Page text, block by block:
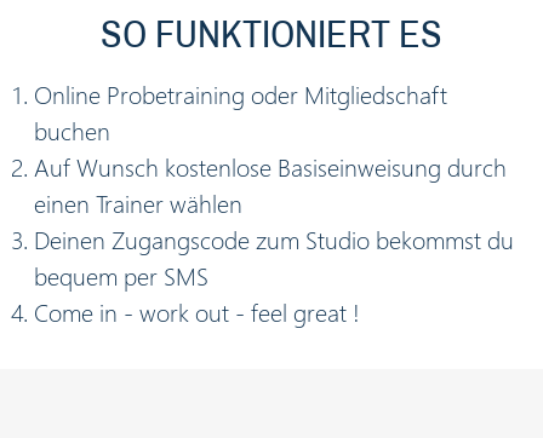
SO FUNKTIONIERT ES
Online Probetraining oder Mitgliedschaft
buchen
Auf Wunsch kostenlose Basiseinweisung durch
einen Trainer wählen
Deinen Zugangscode zum Studio bekommst du
bequem per SMS
Come in - work out - feel great !